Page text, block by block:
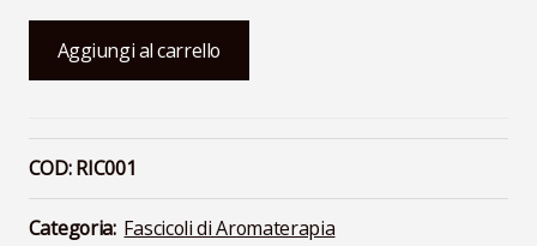
originale
era:
6,99€.
attuale
è:
4,99€.
Dolci
1
quantità
Aggiungi al carrello
COD:RIC001
Categoria: Fascicoli di Aromaterapia